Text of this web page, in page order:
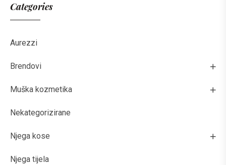
Categories
Aurezzi
Brendovi
Muška kozmetika
Nekategorizirane
Njega kose
Njega tijela